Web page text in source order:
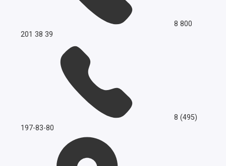
8 800
201 38 39
8 (495)
197-83-80